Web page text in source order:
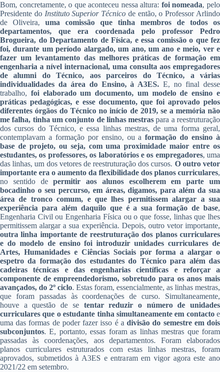
Bom, concretamente, o que aconteceu nessa altura: foi nomeada, pelo
Presidente do Instituto Superior Técnico de então, o Professor Arlindo
de Oliveira, uma comissão que tinha membros de todos os
departamentos, que era coordenada pelo professor Pedro
Brogueira, do Departamento de Física, e essa comissão o que fez
foi, durante um período alargado, um ano, um ano e meio, ver e
fazer um levantamento das melhores práticas de formação em
engenharia a nível internacional, uma consulta aos empregadores
de alumni do Técnico, aos parceiros do Técnico, a várias
individualidades da área do Ensino, à A3ES. E, no final desse
trabalho, foi elaborado um documento, um modelo de ensino e
práticas pedagógicas, e esse documento, que foi aprovado pelos
diferentes órgãos do Técnico no início de 2019, se a memória não
me falha, tinha um conjunto de linhas mestras para a reestruturação
dos cursos do Técnico, e essa linhas mestras, de uma forma geral,
contemplavam a formação por ensino, ou aformação do ensino à
base de projeto, ou seja, com uma proximidade maior entre os
estudantes, os professores, os laboratórios e os empregadores, uma
das linhas, um dos vetores de reestruturação dos cursos. O outro vetor
importante era o aumento da flexibilidade dos planos curriculares,
no sentido depermitir aos alunos escolherem em parte um
bocadinho o seu percurso, em áreas, digamos, para além da sua
área de tronco comum, e que lhes permitissem alargar a sua
experiência para além daquilo que é a sua formação de base,
Engenharia Civil ou Engenharia Física ou o que fosse, linhas que lhes
permitissem alargar a sua experiência. Depois, outro vetor importante,
outra linha importante de reestruturação dos planos curriculares
e do modelo de ensino foi introduzir unidades curriculares de
Artes, Humanidades e Ciências Sociais por forma a alargar o
espetro da formação dos estudantes do Técnico para além das
cadeiras técnicas e das engenharias científicas e reforçar a
componente de empreendedorismo, sobretudo para os anos mais
avançados, do 2º ciclo. Estas foram, essencialmente, as linhas mestras,
que foram passadas às coordenações de curso. Simultaneamente,
houve a questão de se tentar reduzir o número de unidades
curriculares que o estudante tinha simultaneamente em contactoe
uma das formas de poder fazer isso é adivisão do semestre em dois
subconjuntos. E, portanto, essas foram as linhas mestras que foram
passadas às coordenações, aos departamentos. Foram elaborados
planos curriculares estruturados com estas linhas mestras, foram
aprovados, submetidos à A3ES e entraram em vigor agora este ano
2021/22 em setembro.